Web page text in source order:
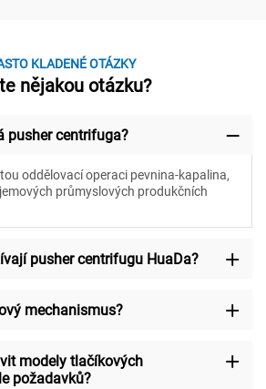
KLADENÉ OTÁZKY
nějakou otázku?
pusher centrifuga?
oddělovací operaci pevnina-kapalina,
průmyslových produkčních
pusher centrifugu HuaDa?
mechanismus?
modely tlačíkových
požadavků?